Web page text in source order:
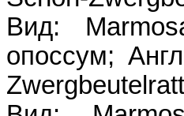
Вид:
опоссум;